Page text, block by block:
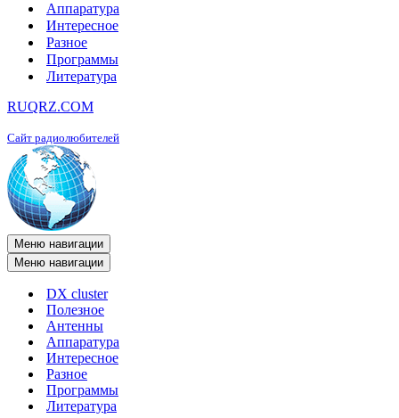
Аппаратура
Интересное
Разное
Программы
Литература
RUQRZ.COM
Сайт радиолюбителей
Меню навигации
Меню навигации
DX cluster
Полезное
Антенны
Аппаратура
Интересное
Разное
Программы
Литература